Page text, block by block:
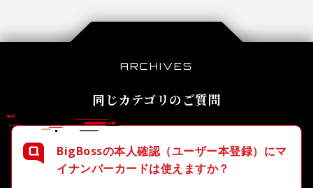
ARCHIVES
同じカテゴリのご質問
BigBossの本人確認（ユーザー本登録）にマ
イナンバーカードは使えますか？